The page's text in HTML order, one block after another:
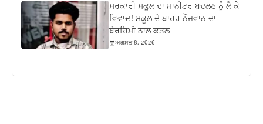
ਸਰਕਾਰੀ ਸਕੂਲ ਦਾ ਮਾਨੀਟਰ ਬਦਲਣ ਨੂੰ ਲੈ ਕੇ
ਵਿਵਾਦ! ਸਕੂਲ ਦੇ ਬਾਹਰ ਨੌਜਵਾਨ ਦਾ
ਬੇਰਹਿਮੀ ਨਾਲ ਕਤਲ
ਅਗਸਤ 8, 2026